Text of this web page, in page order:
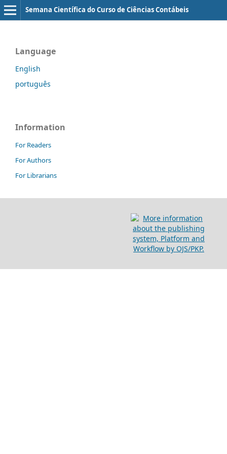
Semana Científica do Curso de Ciências Contábeis
Language
English
português
Information
For Readers
For Authors
For Librarians